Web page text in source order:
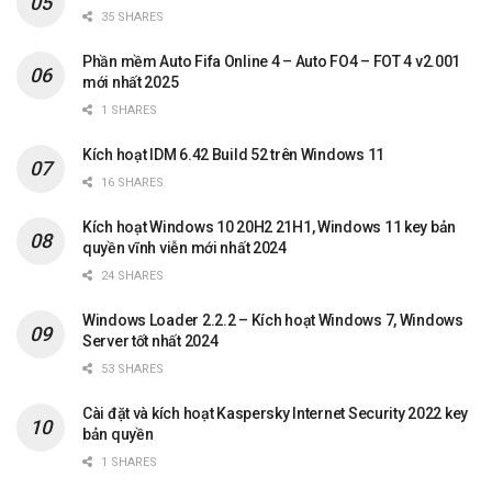
35 SHARES
Phần mềm Auto Fifa Online 4 – Auto FO4 – FOT 4 v2.001
mới nhất 2025
1 SHARES
Kích hoạt IDM 6.42 Build 52 trên Windows 11
16 SHARES
Kích hoạt Windows 10 20H2 21H1, Windows 11 key bản
quyền vĩnh viễn mới nhất 2024
24 SHARES
Windows Loader 2.2.2 – Kích hoạt Windows 7, Windows
Server tốt nhất 2024
53 SHARES
Cài đặt và kích hoạt Kaspersky Internet Security 2022 key
bản quyền
1 SHARES